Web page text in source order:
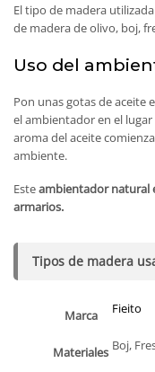
El tipo de madera
de madera de olivo, boj,
Uso del
Pon unas gotas de aceite
el ambientador en el
aroma del aceite
ambiente.
Esteambientador natural
armarios.
Tipos de madera
Marca Fieito
Materiales Boj,